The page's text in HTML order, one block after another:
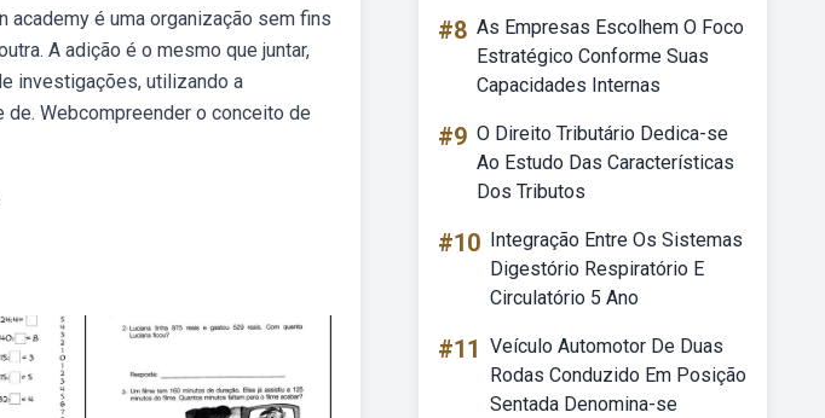
academy é uma organização sem fins
A adição é o mesmo que juntar,
investigações, utilizando a
Webcompreender o conceito de
#8 As Empresas Escolhem O Foco
Estratégico Conforme Suas
Capacidades Internas
#9 O Direito Tributário Dedica-se
Ao Estudo Das Características
Dos Tributos
#10 Integração Entre Os Sistemas
Digestório Respiratório E
Circulatório 5 Ano
#11 Veículo Automotor De Duas
Rodas Conduzido Em Posição
Sentada Denomina-se